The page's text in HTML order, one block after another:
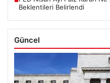
FED Nisan Ayı Faiz Kararı
Güncel